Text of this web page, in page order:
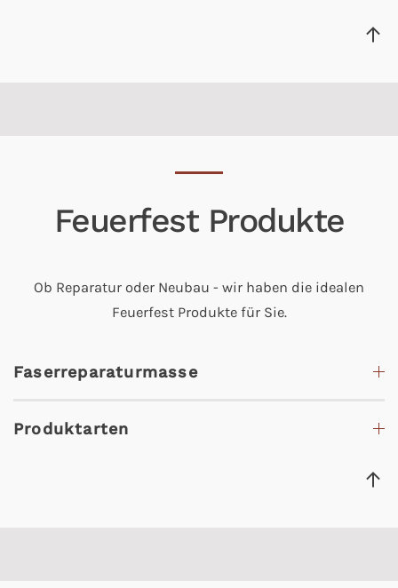
Feuerfest Produkte
Ob Reparatur oder Neubau - wir haben die idealen
Feuerfest Produkte für Sie.
Faserreparaturmasse
Produktarten